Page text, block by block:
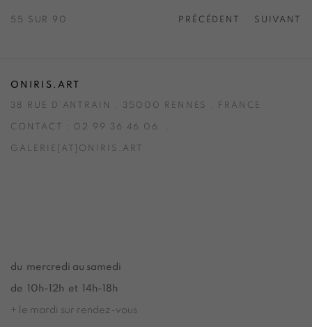
PRÉCÉDENT SUIVANT
55 SUR 90
ONIRIS.ART
38 RUE D’ANTRAIN . 35000 RENNES . FRANCE
CONTACT : 02 99 36 46 06 .
GALERIE[AT]ONIRIS.ART
du mercredi au samedi
de 10h-12h et 14h-18h
+ le mardi sur rendez-vous